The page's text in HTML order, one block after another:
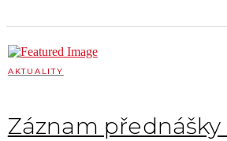
AKTUALITY
Záznam přednášky